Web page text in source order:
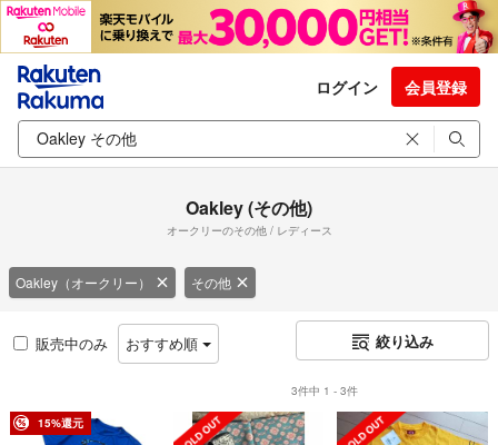
ログイン 会員登録
Oakley (その他)
オークリーのその他 / レディース
Oakley（オークリー） その他
販売中のみ おすすめ順 絞り込み
3件中 1 - 3件
15%還元